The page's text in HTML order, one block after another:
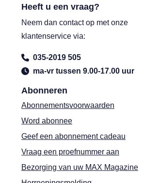
Abonneren
Abonnementsvoorwaarden
Word abonnee
Geef een abonnement cadeau
Vraag een proefnummer aan
Bezorging van uw MAX Magazine
Heeft u een vraag?
Neem dan contact op met onze
klantenservice via:
035-2019 505
ma-vr tussen 9.00-17.00 uur